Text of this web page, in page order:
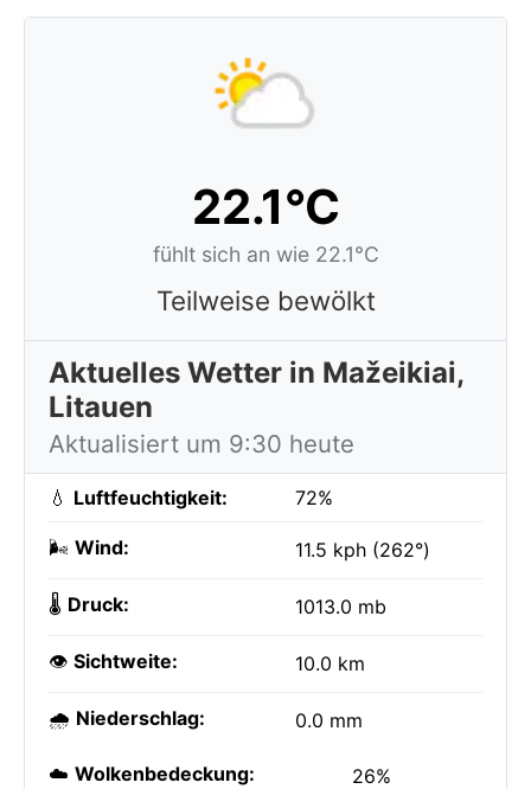
22.1°C
fühlt sich an wie 22.1°C
Teilweise bewölkt
Aktuelles Wetter in Mažeikiai,
Litauen
Aktualisiert um 9:30 heute
💧 Luftfeuchtigkeit: 72%
🌬️ Wind: 11.5 kph (262°)
🌡️ Druck: 1013.0 mb
👁️ Sichtweite: 10.0 km
🌧️ Niederschlag: 0.0 mm
☁️ Wolkenbedeckung: 26%